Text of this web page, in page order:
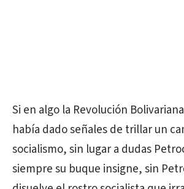
Si en algo la Revolución
había dado señales de trillar un
socialismo, sin lugar a dudas
siempre su buque insigne, sin